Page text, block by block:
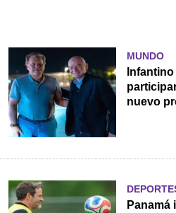
MUNDO
nuevo
Panamá